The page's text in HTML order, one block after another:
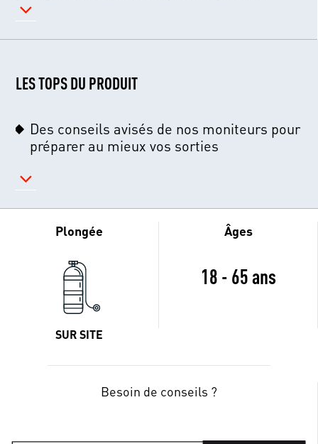
LES TOPS DU PRODUIT
Des conseils avisés de nos moniteurs pour
préparer au mieux vos sorties
Plongée
SUR SITE
Âges
18 - 65 ans
Besoin de conseils ?